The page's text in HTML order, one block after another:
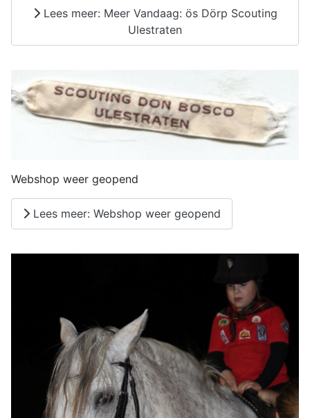
Lees meer: Meer Vandaag: ös Dörp Scouting
Ulestraten
Webshop weer geopend
Lees meer: Webshop weer geopend